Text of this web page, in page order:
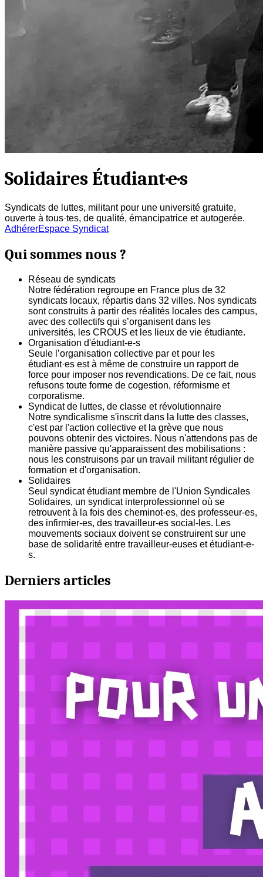
Solidaires Étudiant·e·s
Syndicats de luttes, militant pour une université gratuite,
ouverte à tous·tes, de qualité, émancipatrice et autogerée.
AdhérerEspace Syndicat
Qui sommes nous ?
Réseau de syndicats
Notre fédération regroupe en France plus de 32
syndicats locaux, répartis dans 32 villes. Nos syndicats
sont construits à partir des réalités locales des campus,
avec des collectifs qui s’organisent dans les
universités, les CROUS et les lieux de vie étudiante.
Organisation d'étudiant-e-s
Seule l’organisation collective par et pour les
étudiant·es est à même de construire un rapport de
force pour imposer nos revendications. De ce fait, nous
refusons toute forme de cogestion, réformisme et
corporatisme.
Syndicat de luttes, de classe et révolutionnaire
Notre syndicalisme s'inscrit dans la lutte des classes,
c'est par l'action collective et la grève que nous
pouvons obtenir des victoires. Nous n'attendons pas de
manière passive qu'apparaissent des mobilisations :
nous les construisons par un travail militant régulier de
formation et d'organisation.
Solidaires
Seul syndicat étudiant membre de l'Union Syndicales
Solidaires, un syndicat interprofessionnel où se
retrouvent à la fois des cheminot-es, des professeur-es,
des infirmier-es, des travailleur-es social-les. Les
mouvements sociaux doivent se construirent sur une
base de solidarité entre travailleur-euses et étudiant-e-
s.
Derniers articles